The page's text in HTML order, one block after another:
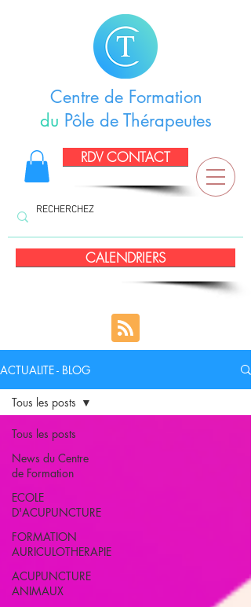
Centre de Formation
du Pôle de Thérapeutes
RDV CONTACT
CALENDRIERS
ACTUALITE - BLOG
Tous les posts
News du Centre
de Formation
ECOLE
D'ACUPUNCTURE
FORMATION
AURICULOTHERAPIE
ACUPUNCTURE
ANIMAUX
Tous les posts